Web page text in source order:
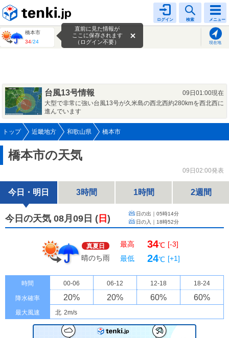
ログイン 検索 メニュー
橋本市
34/24 現在地
直前に見た情報が
ここに保存されます
（ログイン不要）
台風13号情報
09日01:00現在
大型で非常に強い台風13号が久米島の西北西約280kmを西北西に
進んでいます
トップ 近畿地方 和歌山県 橋本市
橋本市の天気
09日02:00発表
今日・明日 3時間 1時間 2週間
今日の天気 08月09日 ( 日 ) 日の出｜ 05時14分
日の入｜ 18時52分
真夏日
晴のち雨
最高 34℃ [-3]
最低
24℃ [+1]
時間 00-06 06-12 12-18 18-24
降水確率 20% 20% 60% 60%
最大風速 北 2m/s